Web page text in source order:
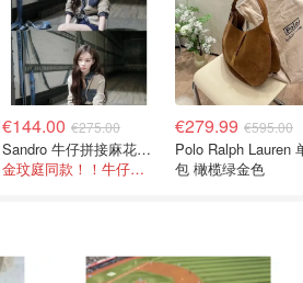
€144.00 €275.00
Sandro 牛仔拼接麻花针织夹克
金玟庭同款！！牛仔拼接超有层次感
€279.99 €595.00
Polo Ralph Lauren
包 橄榄绿金色